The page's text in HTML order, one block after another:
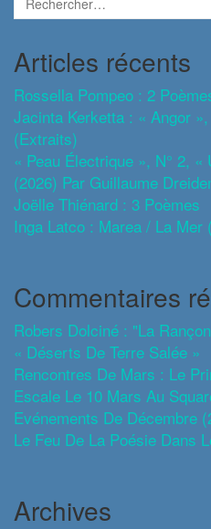
Articles récents
Rossella Pompeo : 2
Jacinta Kerketta : « Angor
(extraits)
« Peau Électrique », N° 2,
(2026) Par Guillaume
Joëlle Thiénard : 3 Poèmes
Inga Latco : Marea / La
Commentaires
Robers Dolciné : "La
« Déserts De Terre Salée »
Rencontres De Mars : Le
Escale Le 10 Mars Au
Evénements De Décembre
Le Feu De La Poésie Dans
Archives